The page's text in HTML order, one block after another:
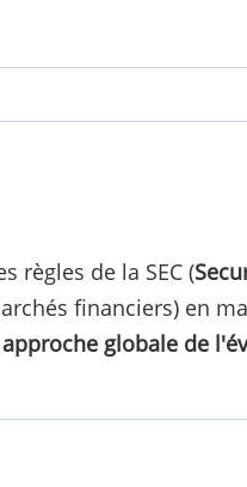
règles de la SEC (
financiers) en
globale de